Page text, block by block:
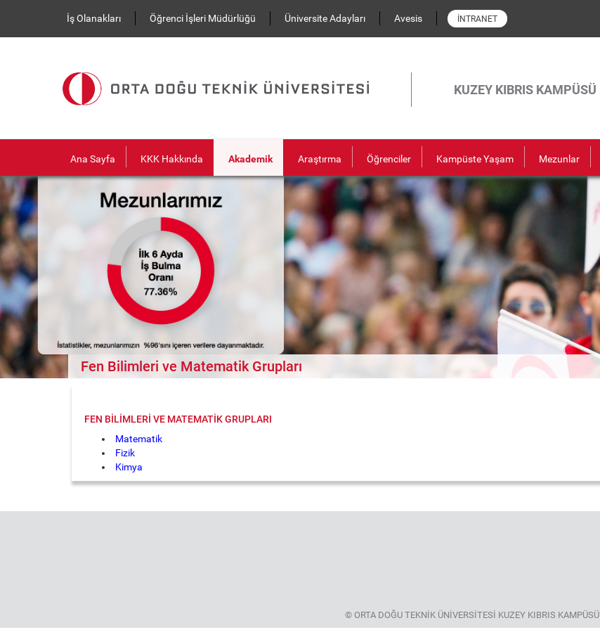
İş Olanakları
Öğrenci İşleri Müdürlüğü Üniversite Adayları Avesis İNTRANET
KUZEY KIBRIS KAMPÜSÜ
Ana Sayfa KKK Hakkında Akademik Araştırma Öğrenciler Kampüste Yaşam Mezunlar
Fen Bilimleri ve Matematik Grupları
FEN BILIMLERI VE MATEMATIK GRUPLARI
Matematik
Fizik
Kimya
© ORTA DOĞU TEKNİK ÜNİVERSİTESİ KUZEY KIBRIS KAMPÜSÜ